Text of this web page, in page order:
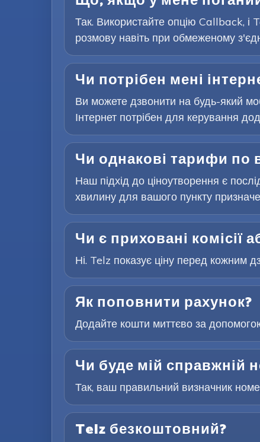
Так. Використайте опцію Callback,
розмову навіть при обмеженому
Чи потрібен мені
Ви можете дзвонити на будь-який
Інтернет потрібен для керування
Чи однакові тарифи по
Наш підхід до ціноутворення є
хвилину для вашого пункту
Чи є приховані комісії
Ні. Telz показує ціну перед кожним
Як поповнити рахунок?
Додайте кошти миттєво за
Чи буде мій справжній
Так, ваш правильний визначник
Telz безкоштовний?